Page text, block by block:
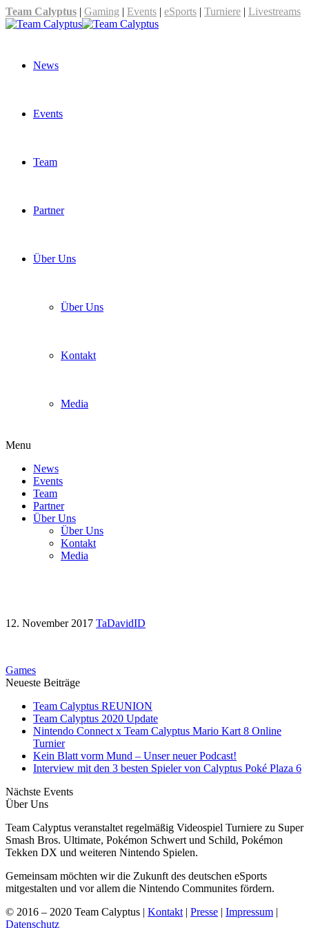
Team Calyptus | Gaming | Events | eSports | Turniere | Livestreams
News
Events
Team
Partner
Über Uns
Über Uns
Kontakt
Media
Menu
News
Events
Team
Partner
Über Uns
Über Uns
Kontakt
Media
12. November 2017 TaDavidID
Games
Neueste Beiträge
Team Calyptus REUNION
Team Calyptus 2020 Update
Nintendo Connect x Team Calyptus Mario Kart 8 Online
Turnier
Kein Blatt vorm Mund – Unser neuer Podcast!
Interview mit den 3 besten Spieler von Calyptus Poké Plaza 6
Nächste Events
Über Uns
Team Calyptus veranstaltet regelmäßig Videospiel Turniere zu Super
Smash Bros. Ultimate, Pokémon Schwert und Schild, Pokémon
Tekken DX und weiteren Nintendo Spielen.
Gemeinsam möchten wir die Zukunft des deutschen eSports
mitgestalten und vor allem die Nintendo Communites fördern.
© 2016 – 2020 Team Calyptus | Kontakt | Presse | Impressum |
Datenschutz